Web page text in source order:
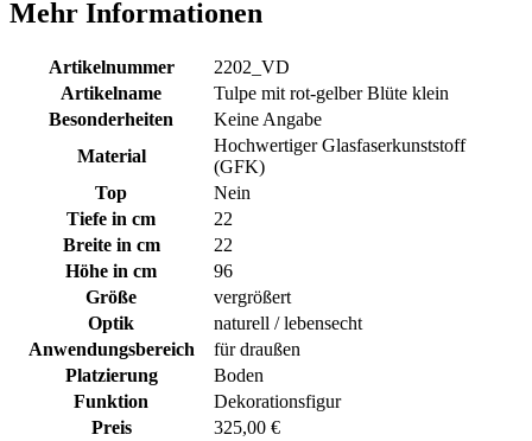
Mehr Informationen
Artikelnummer
2202_VD
Artikelname
Tulpe mit rot-gelber Blüte klein
Besonderheiten
Keine Angabe
Material
Hochwertiger Glasfaserkunststoff
(GFK)
Top
Nein
Tiefe in cm
22
Breite in cm
22
Höhe in cm
96
Größe
vergrößert
Optik
naturell / lebensecht
Anwendungsbereich
für draußen
Platzierung
Boden
Funktion
Dekorationsfigur
Preis
325,00 €